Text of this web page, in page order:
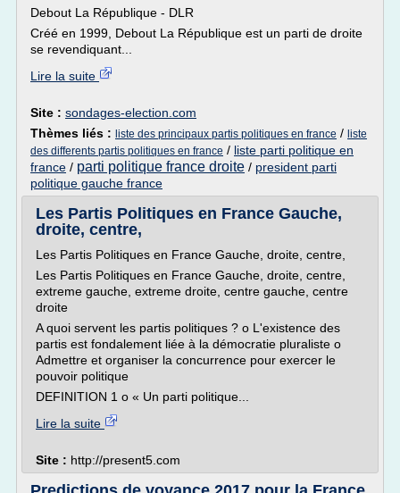
Debout La République - DLR
Créé en 1999, Debout La République est un parti de droite
se revendiquant...
Lire la suite
Site : sondages-election.com
Thèmes liés : liste des principaux partis politiques en france / liste
des differents partis politiques en france / liste parti politique en
france / parti politique france droite / president parti
politique gauche france
Les Partis Politiques en France Gauche,
droite, centre,
Les Partis Politiques en France Gauche, droite, centre,
Les Partis Politiques en France Gauche, droite, centre,
extreme gauche, extreme droite, centre gauche, centre
droite
A quoi servent les partis politiques ? o L'existence des
partis est fondalement liée à la démocratie pluraliste o
Admettre et organiser la concurrence pour exercer le
pouvoir politique
DEFINITION 1 o « Un parti politique...
Lire la suite
Site : http://present5.com